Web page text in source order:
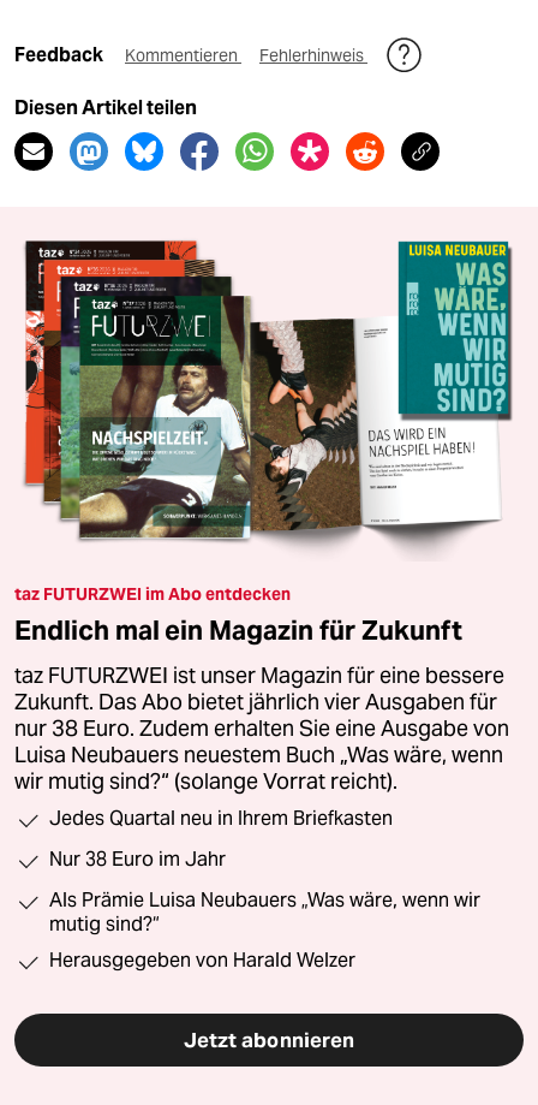
Feedback Kommentieren Fehlerhinweis
Diesen Artikel teilen
taz FUTURZWEI im Abo entdecken
Endlich mal ein Magazin für Zukunft
taz FUTURZWEI ist unser Magazin für eine bessere
Zukunft. Das Abo bietet jährlich vier Ausgaben für
nur 38 Euro. Zudem erhalten Sie eine Ausgabe von
Luisa Neubauers neuestem Buch „Was wäre, wenn
wir mutig sind?“ (solange Vorrat reicht).
Jedes Quartal neu in Ihrem Briefkasten
Nur 38 Euro im Jahr
Als Prämie Luisa Neubauers „Was wäre, wenn wir
mutig sind?“
Herausgegeben von Harald Welzer
Jetzt abonnieren